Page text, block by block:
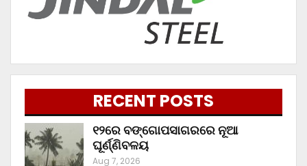
RECENT POSTS
୧୨ରେ ବଙ୍ଗୋପସାଗରରେ ନୂଆ
ଘୂର୍ଣ୍ଣିବଳୟ
Aug 7, 2026